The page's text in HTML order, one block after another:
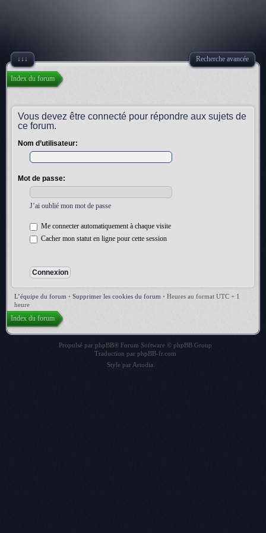
↓↓↓ Recherche avancée
Index du forum
Vous devez être connecté pour répondre aux sujets de
ce forum.
Nom d’utilisateur:
Mot de passe:
J’ai oublié mon mot de passe
Me connecter automatiquement à chaque visite
Cacher mon statut en ligne pour cette session
L’équipe du forum • Supprimer les cookies du forum • Heures au format UTC + 1
heure
Index du forum
Propulsé par phpBB® Forum Software © phpBB Group
Traduction par phpBB-fr.com
Style par Artodia